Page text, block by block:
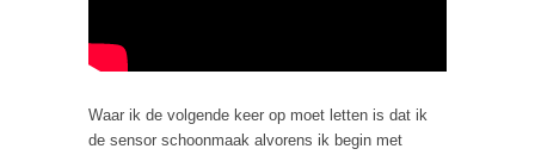
Waar ik de volgende keer op moet letten is dat ik
de sensor schoonmaak alvorens ik begin met